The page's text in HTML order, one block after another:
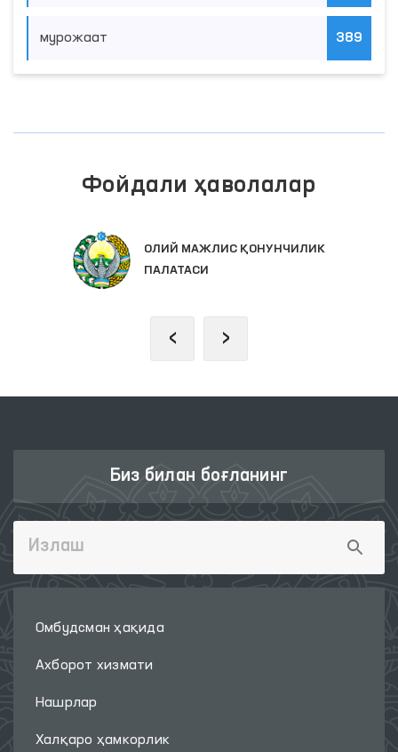
мурожаат 389
Фойдали ҳаволалар
ОЛИЙ МАЖЛИС ҚОНУНЧИЛИК
ПАЛАТАСИ
‹ ›
Биз билан боғланинг
Омбудсман ҳақида
Ахборот хизмати
Нашрлар
Халқаро ҳамкорлик